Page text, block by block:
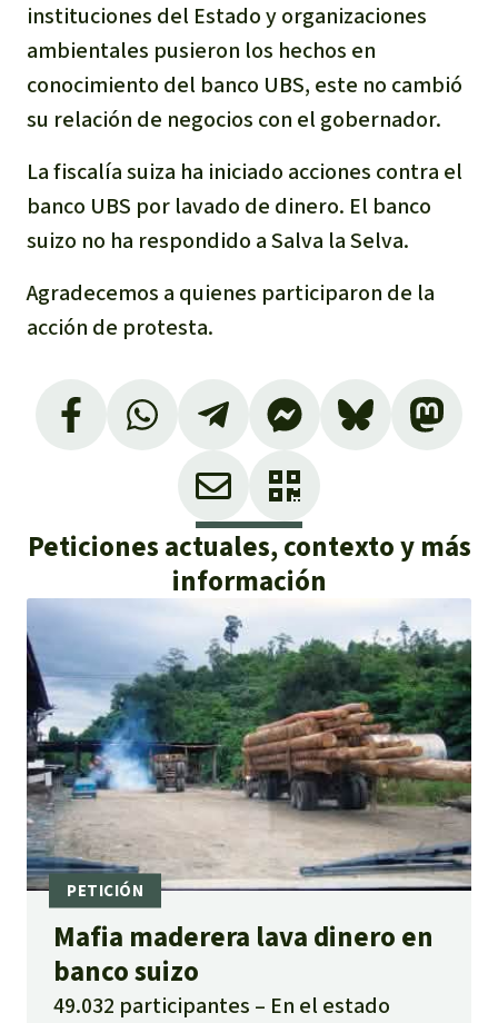
Defensoras y Defensores
instituciones del Estado y organizaciones
ambientales pusieron los hechos en
conocimiento del banco UBS, este no cambió
su relación de negocios con el gobernador.
La fiscalía suiza ha iniciado acciones contra el
banco UBS por lavado de dinero. El banco
suizo no ha respondido a Salva la Selva.
Agradecemos a quienes participaron de la
acción de protesta.
Peticiones actuales, contexto y más
información
Mafia maderera lava dinero en
banco suizo
49.032 participantes
En el estado